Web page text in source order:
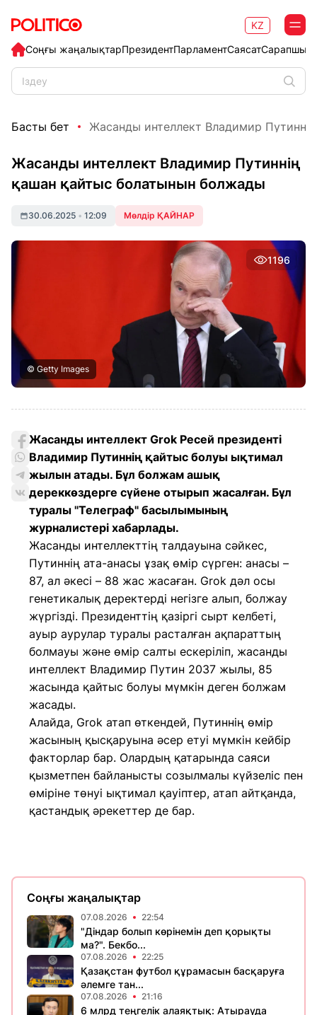
Соңғы жаңалықтарПрезидентПарламентСаясат
KZ
Басты бет Жасанды интеллект Владимир
Жасанды интеллект Владимир Путиннің
қашан қайтыс болатынын болжады
30.06.2025 • 12:09 Мөлдір ҚАЙНАР
1196
© Getty Images
Жасанды интеллект Grok Ресей президенті
Владимир Путиннің қайтыс болуы ықтимал
жылын атады. Бұл болжам ашық
дереккөздерге сүйене отырып жасалған. Бұл
туралы "Телеграф" басылымының
журналистері хабарлады.
Жасанды интеллекттің талдауына сәйкес,
Путиннің ата-анасы ұзақ өмір сүрген: анасы –
87, ал әкесі – 88 жас жасаған. Grok дәл осы
генетикалық деректерді негізге алып, болжау
жүргізді. Президенттің қазіргі сырт келбеті,
ауыр аурулар туралы расталған ақпараттың
болмауы және өмір салты ескеріліп, жасанды
интеллект Владимир Путин 2037 жылы, 85
жасында қайтыс болуы мүмкін деген болжам
жасады.
Алайда, Grok атап өткендей, Путиннің өмір
жасының қысқаруына әсер етуі мүмкін кейбір
факторлар бар. Олардың қатарында саяси
қызметпен байланысты созылмалы күйзеліс пен
өміріне төнуі ықтимал қауіптер, атап айтқанда,
қастандық әрекеттер де бар.
Соңғы жаңалықтар
07.08.2026 22:54
"Діндар болып көрінемін деп қорықты
ма?". Бекбо...
07.08.2026 22:25
Қазақстан футбол құрамасын басқаруға
әлемге тан...
07.08.2026 21:16
6 млрд теңгелік алаяқтық: Атырауда